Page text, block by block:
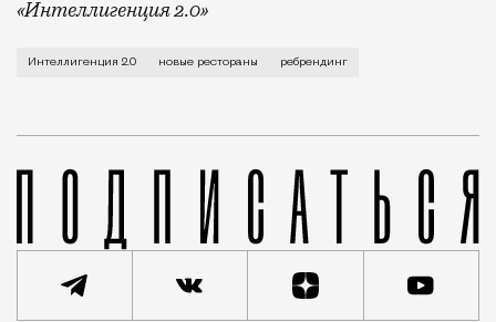
«Интеллигенция 2.0»
В баре «Интеллигенция 2.0» (Солженицына, 17,
Интеллигенция 2.0 новые рестораны ребрендинг